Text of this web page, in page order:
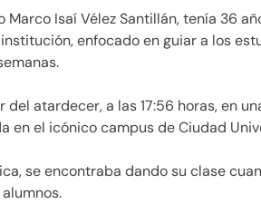
Isaí Vélez Santillán, tenía 36
enfocado en guiar a los
atardecer, a las 17:56 horas, en
en el icónico campus de Ciudad
se encontraba dando su clase